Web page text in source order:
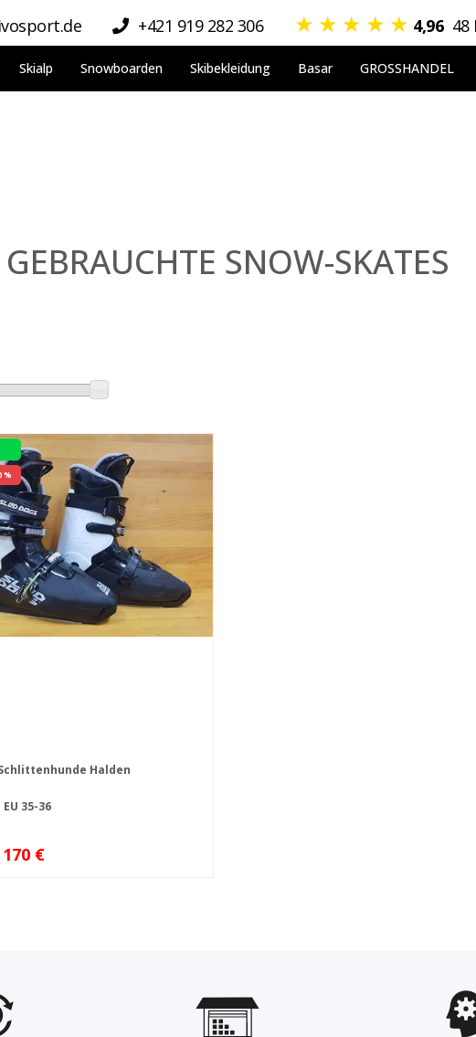
+421 919 282 306 ★ ★ ★ ★ ★ 4,96 48
Skialp Snowboarden Skibekleidung Basar GROSSHANDEL
GEBRAUCHTE SNOW-SKATES
%
Halden
35-36
170 €